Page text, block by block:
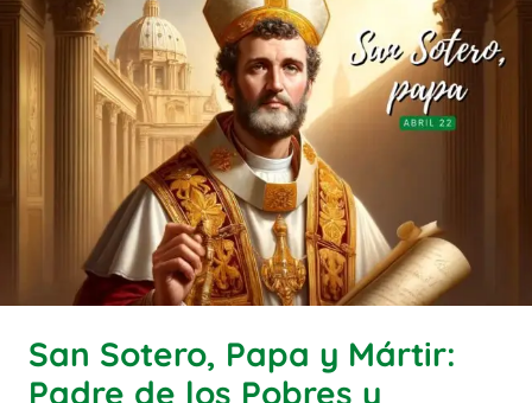
San Sotero, Papa y Mártir:
Padre de los Pobres y